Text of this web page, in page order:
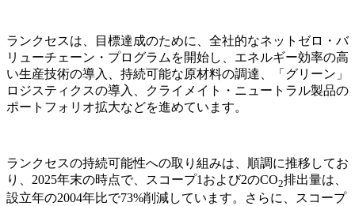
ランクセスは、目標達成のために、全社的なネットゼロ・バ
リューチェーン・プログラムを開始し、エネルギー効率の高
い生産技術の導入、持続可能な原材料の調達、「グリーン」
ロジスティクスの導入、クライメイト・ニュートラル製品の
ポートフォリオ拡大などを進めています。
ランクセスの持続可能性への取り組みは、順調に推移してお
り、 2025年末の時点で、スコープ1 および2のCO2排出量は、
設立年の2004年比で73%削減しています。さらに、スコープ